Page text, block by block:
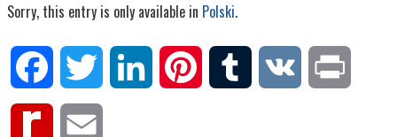
Sorry, this entry is only available in Polski.
Facebook Twitter LinkedIn Pinterest Tumblr VK
Rediff